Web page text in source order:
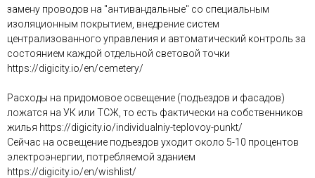
замену проводов на "антивандальные" со специальным
изоляционным покрытием, внедрение систем
централизованного управления и автоматический контроль за
состоянием каждой отдельной световой точки
https://digicity.io/en/cemetery/
Расходы на придомовое освещение (подъездов и фасадов)
ложатся на УК или ТСЖ, то есть фактически на собственников
жилья https://digicity.io/individualniy-teplovoy-punkt/
Сейчас на освещение подъездов уходит около 5-10 процентов
электроэнергии, потребляемой зданием
https://digicity.io/en/wishlist/